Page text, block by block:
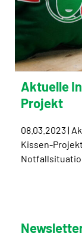
Aktuelle
Projekt
08.03.2023 |
Kissen-